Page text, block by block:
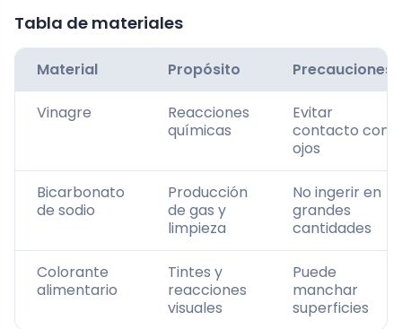
Tabla de materiales
Material Propósito Precauciones
Vinagre
Reacciones
químicas
Evitar
contacto con
ojos
Bicarbonato
de sodio
Producción
de gas y
limpieza
No ingerir en
grandes
cantidades
Colorante
alimentario
Tintes y
reacciones
visuales
Puede
manchar
superficies